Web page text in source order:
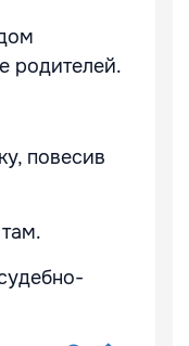
родителей.
повесив